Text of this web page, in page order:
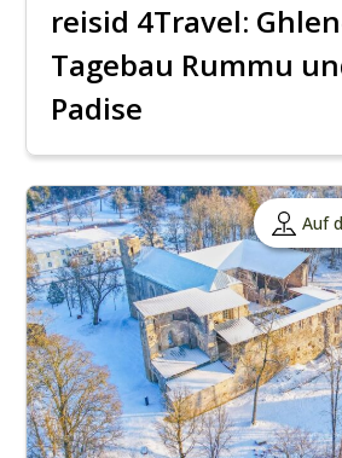
reisid 4Travel:
Tagebau Rummu
Padise
Auf